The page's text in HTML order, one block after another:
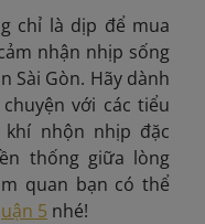
chỉ là dịp để mua
nhận nhịp sống
Sài Gòn. Hãy dành
với các tiểu
nhộn nhịp đặc
thống giữa lòng
quan bạn có thể
5 nhé!